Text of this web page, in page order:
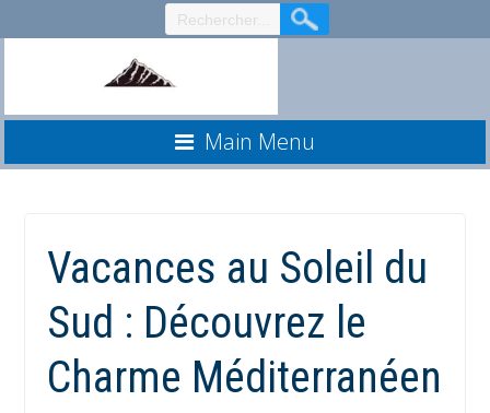
au
Main Menu
Vacances au Soleil du
Sud : Découvrez le
Charme Méditerranéen